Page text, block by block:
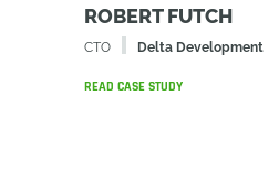
ROBERT FUTCH
CTO Delta Development
READ CASE STUDY